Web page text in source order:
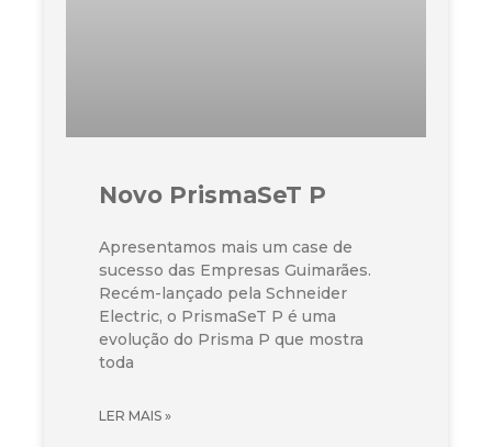
Novo PrismaSeT P
Apresentamos mais um case de
sucesso das Empresas Guimarães.
Recém-lançado pela Schneider
Electric, o PrismaSeT P é uma
evolução do Prisma P que mostra
toda
LER MAIS »